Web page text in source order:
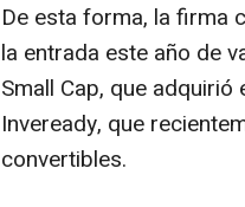
De esta forma, la firma
la entrada este año de
Small Cap, que
Inveready, que
convertibles.